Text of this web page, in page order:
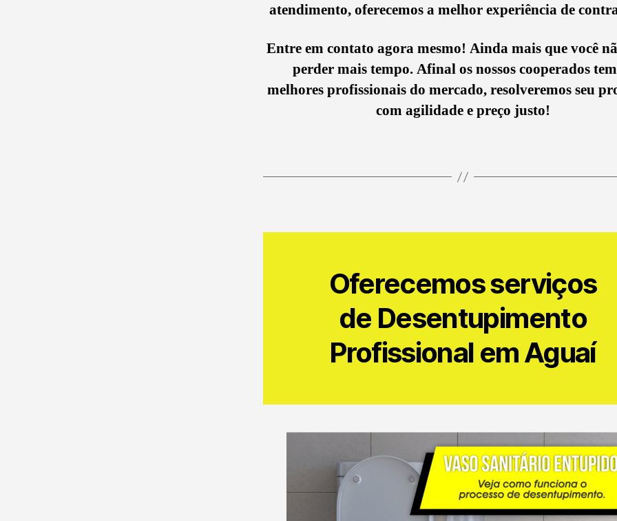
atendimento, oferecemos a melhor experiência de
Entre em contato agora mesmo! Ainda mais que você
perder mais tempo. Afinal os nossos cooperados
melhores profissionais do mercado, resolveremos seu
com agilidade e preço justo!
Oferecemos serviços
de Desentupimento
Profissional em Aguaí